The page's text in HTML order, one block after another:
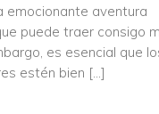
emocionante aventura
puede traer consigo
es esencial que
estén bien […]